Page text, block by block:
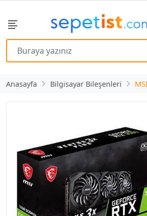
Anasayfa Bilgisayar Bileşenleri